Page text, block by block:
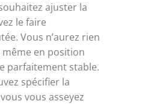
ajuster la
le faire
Vous n’aurez rien
en position
parfaitement stable.
spécifier la
vous asseyez